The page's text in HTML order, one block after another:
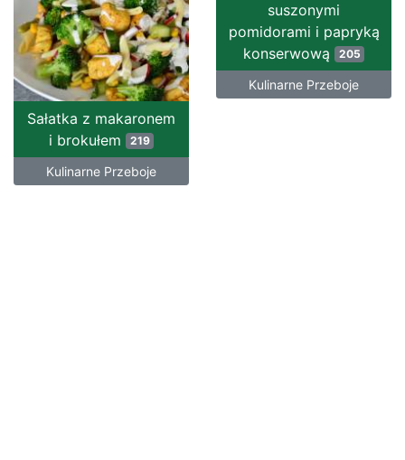
suszonymi
pomidorami i papryką
konserwową
205
Kulinarne Przeboje
Sałatka z makaronem
i brokułem
219
Kulinarne Przeboje